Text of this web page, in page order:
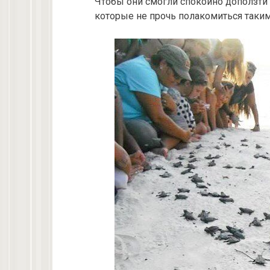
которые не прочь полакомиться